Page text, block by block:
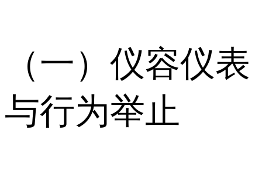
（一）仪容仪表
与行为举止